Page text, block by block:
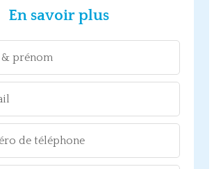
En savoir plus